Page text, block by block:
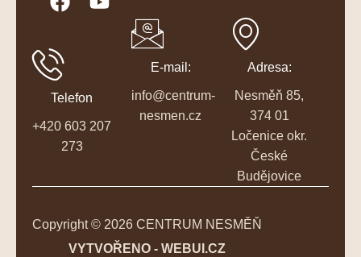
Telefon
+420 603 207
273
E-mail:
info@centrum-
nesmen.cz
Adresa:
Nesměň 85,
374 01
Ločenice okr.
České
Budějovice
Copyright © 2026 CENTRUM NESMĚŇ
VYTVOŘENO - WEBUI.CZ